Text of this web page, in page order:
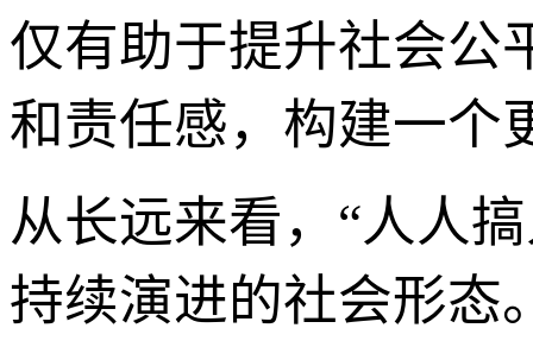
仅有助于提升社会公
和责任感，构建一个
从长远来看，“人人
持续演进的社会形态